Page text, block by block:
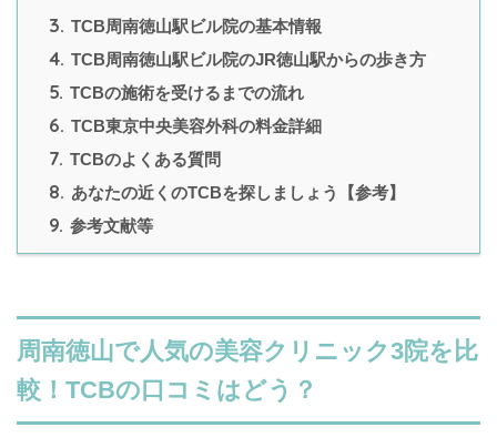
3. TCB周南徳山駅ビル院の基本情報
4. TCB周南徳山駅ビル院のJR徳山駅からの歩き方
5. TCBの施術を受けるまでの流れ
6. TCB東京中央美容外科の料金詳細
7. TCBのよくある質問
8. あなたの近くのTCBを探しましょう【参考】
9. 参考文献等
周南徳山で人気の美容クリニック3院を比
較！TCBの口コミはどう？